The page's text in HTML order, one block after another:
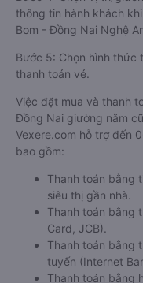
thông tin hành khách
Bom - Đồng Nai Nghệ
Bước 5: Chọn hình thức
thanh toán vé.
Việc đặt mua và thanh
Đồng Nai giường nằm
Vexere.com hỗ trợ đến
bao gồm:
Thanh toán bằng
siêu thị gần nhà.
Thanh toán bằng
Card, JCB).
Thanh toán bằng
tuyến (Internet
Thanh toán bằng